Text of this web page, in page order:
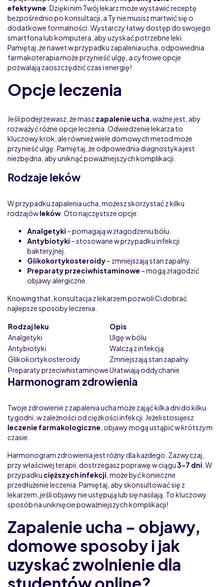
efektywne . Dzięki nim Twój lekarz może wystawić receptę
bezpośrednio po konsultacji, a Ty nie musisz martwić się o
dodatkowe formalności. Wystarczy łatwy dostęp do swojego
smartfona lub komputera, aby uzyskać potrzebne leki.
Pamiętaj, że nawet w przypadku zapalenia ucha, odpowiednia
farmakoterapia może przynieść ulgę, a cyfrowe opcje
pozwalają zaoszczędzić czas i energię!
Opcje leczenia
Jeśli podejrzewasz, że masz zapalenie ucha , ważne jest, aby
rozważyć różne opcje leczenia. Odwiedzenie lekarza to
kluczowy krok, ale również wiele domowych metod może
przynieść ulgę. Pamiętaj, że odpowiednia diagnostyka jest
niezbędna, aby uniknąć poważniejszych komplikacji.
Rodzaje leków
W przypadku zapalenia ucha, możesz skorzystać z kilku
rodzajówleków . Oto najczęstsze opcje:
Analgetyki – pomagają w złagodzeniu bólu.
Antybiotyki – stosowane w przypadku infekcji
bakteryjnej.
Glikokortykosteroidy– zmniejszają stan zapalny.
Preparaty przeciwhistaminowe – mogą złagodzić
objawy alergiczne.
Knowing that, konsultacja z lekarzem pozwoli Ci dobrać
najlepsze sposoby leczenia.
Rodzaj leku
Opis
Analgetyki
Ulgę w bólu
Antybiotyki
Walczą z infekcją
Glikokortykosteroidy
Zmniejszają stan zapalny
Preparaty przeciwhistaminoweUłatwiają oddychanie
Harmonogram zdrowienia
Twoje zdrowienie z zapalenia ucha może zająć kilka dni do kilku
tygodni, w zależności od ciężkości infekcji. Jeżeli stosujesz
leczenie farmakologiczne , objawy mogą ustąpić w krótszym
czasie.
Harmonogram zdrowienia jest różny dla każdego. Zazwyczaj,
przy właściwej terapii, dostrzegasz poprawę w ciągu3-7 dni . W
przypadku cięższych infekcji , może być konieczne
przedłużenie leczenia. Pamiętaj, aby skonsultować się z
lekarzem, jeśli objawy nie ustępują lub się nasilają. To kluczowy
sposób na uniknięcie poważniejszych komplikacji!
Zapalenie ucha – objawy,
domowe sposoby i jak
uzyskać zwolnienie dla
studentów online?